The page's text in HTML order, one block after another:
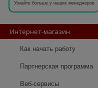
Узнайте больше у наших менеджеров
Интернет-магазин
Как начать работу
Партнерская программа
Веб-сервисы